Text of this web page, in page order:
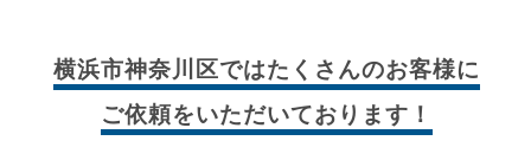
横浜市神奈川区ではたくさんのお客様に
ご依頼をいただいております！